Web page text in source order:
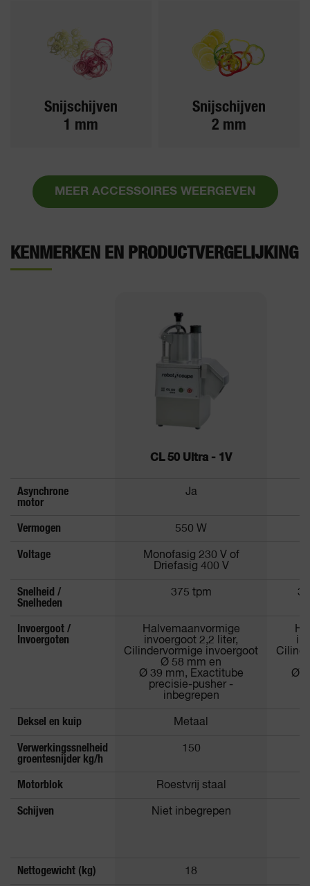
Snijschijven
1 mm
Snijschijven
2 mm
MEER ACCESSOIRES WEERGEVEN
KENMERKEN EN PRODUCTVERGELIJKING
CL 50 Ultra - 1V
Asynchrone
motor
Ja
Vermogen 550 W
Voltage
Monofasig 230 V of
Driefasig 400 V
Snelheid /
Snelheden
375 tpm
Invoergoot /
Invoergoten
Halvemaanvormige
invoergoot 2,2 liter,
Cilindervormige invoergoot
Ø 58 mm en
Ø 39 mm, Exactitube
precisie-pusher -
inbegrepen
Ø
Deksel en kuip Metaal
Verwerkingssnelheid
groentesnijder kg/h
150
Motorblok Roestvrij staal
Schijven Niet inbegrepen
Nettogewicht (kg) 18